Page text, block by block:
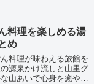
料理を楽しめる湯
め
料理が味わえる旅館を
源泉かけ流しと山里グ
山あいで心身を癒やし